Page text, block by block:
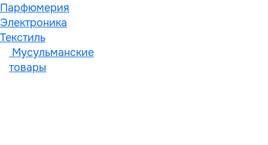
Парфюмерия
Электроника
Текстиль
Мусульманские
товары